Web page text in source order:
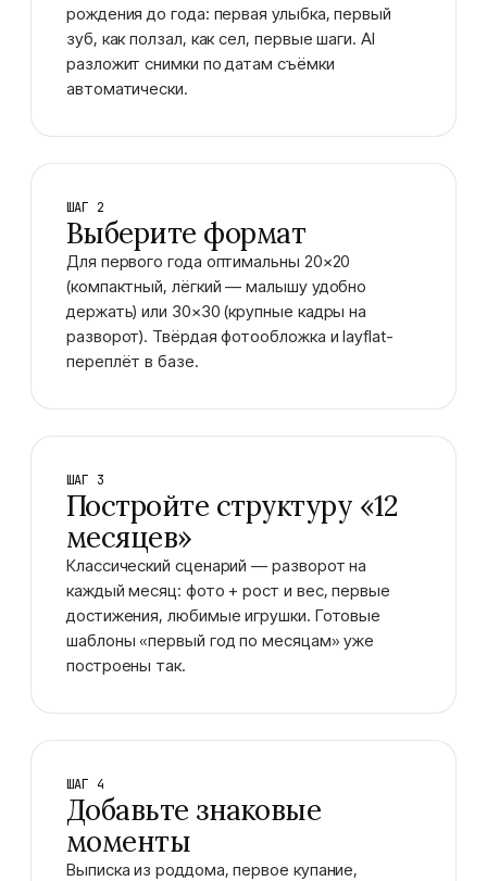
рождения до года: первая улыбка, первый
зуб, как ползал, как сел, первые шаги. AI
разложит снимки по датам съёмки
автоматически.
ШАГ 2
Выберите формат
Для первого года оптимальны 20×20
(компактный, лёгкий — малышу удобно
держать) или 30×30 (крупные кадры на
разворот). Твёрдая фотообложка и layflat-
переплёт в базе.
ШАГ 3
Постройте структуру «12
месяцев»
Классический сценарий — разворот на
каждый месяц: фото + рост и вес, первые
достижения, любимые игрушки. Готовые
шаблоны «первый год по месяцам» уже
построены так.
ШАГ 4
Добавьте знаковые
моменты
Выписка из роддома, первое купание,